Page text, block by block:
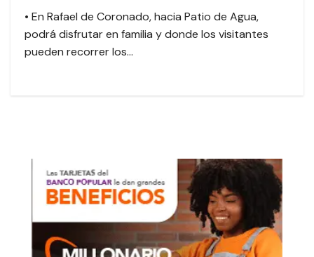
• En Rafael de Coronado, hacia Patio de Agua,
podrá disfrutar en familia y donde los visitantes
pueden recorrer los…